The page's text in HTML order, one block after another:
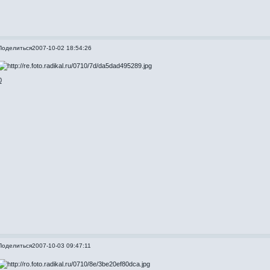
2007-10-02 18:54:26
2007-10-03 09:47:11